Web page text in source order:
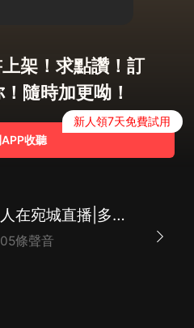
架！求點讚！訂
隨時加更呦！
收聽
新人領7天免費試用
我，曹昂，人在宛城直播|多播輕喜&系統&歷史&吐槽
條聲音